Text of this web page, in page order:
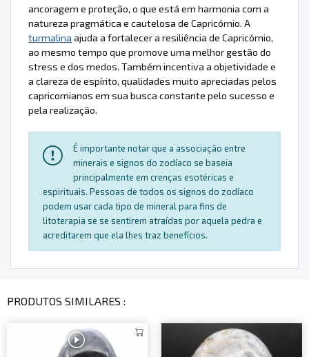
ancoragem e proteção, o que está em harmonia com a
natureza pragmática e cautelosa de Capricórnio. A
turmalina ajuda a fortalecer a resiliência de Capricórnio,
ao mesmo tempo que promove uma melhor gestão do
stress e dos medos. Também incentiva a objetividade e
a clareza de espírito, qualidades muito apreciadas pelos
capricornianos em sua busca constante pelo sucesso e
pela realização.
É importante notar que a associação entre
minerais e signos do zodíaco se baseia
principalmente em crenças esotéricas e
espirituais. Pessoas de todos os signos do zodíaco
podem usar cada tipo de mineral para fins de
litoterapia se se sentirem atraídas por aquela pedra e
acreditarem que ela lhes traz benefícios.
PRODUTOS SIMILARES :